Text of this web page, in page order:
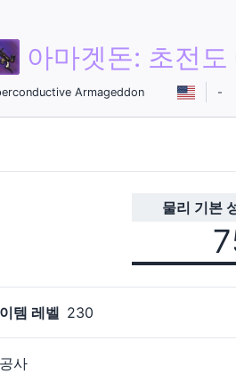
아마겟돈: 초전도
Armageddon -
물리 기본
템 레벨 230
사